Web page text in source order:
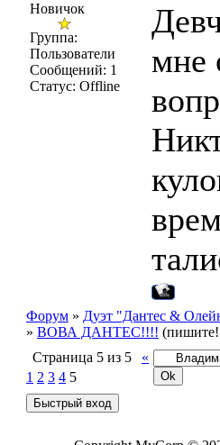
Новичок
Группа:
Пользователи
Сообщений: 1
Статус: Offline
мне
Форум » Дуэт "Дантес &
» ВОВА ДАНТЕС!!!!
Страница 5 из 5
«
1 2 3 4 5